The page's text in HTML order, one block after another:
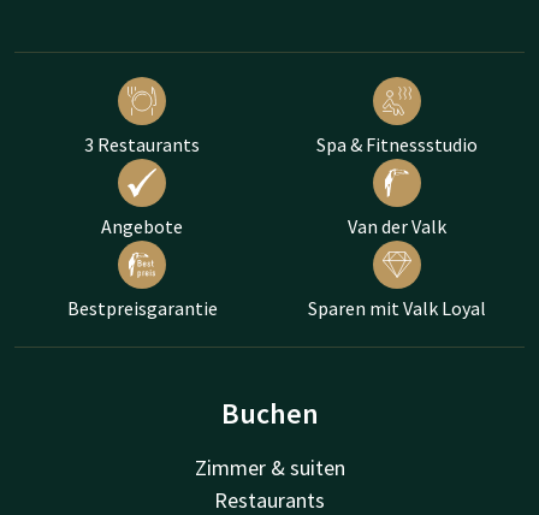
3 Restaurants Spa & Fitnessstudio
Angebote Van der Valk
Bestpreisgarantie Sparen mit Valk Loyal
Buchen
Zimmer & suiten
Restaurants